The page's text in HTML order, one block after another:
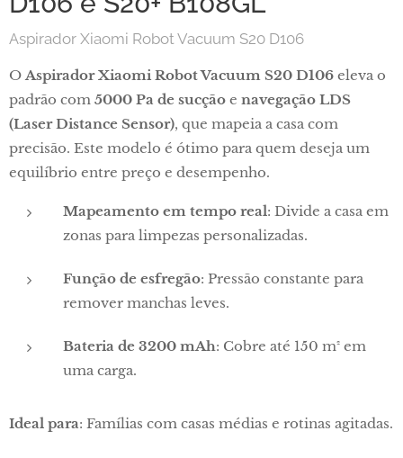
Aspirador Xiaomi Robot Vacuum S20 D106
OAspirador Xiaomi Robot Vacuum S20 D106 eleva o
padrão com 5000 Pa de sucção e navegação LDS
(Laser Distance Sensor), que mapeia a casa com
precisão. Este modelo é ótimo para quem deseja um
equilíbrio entre preço e desempenho.
Mapeamento em tempo real: Divide a casa em
zonas para limpezas personalizadas.
Função de esfregão: Pressão constante para
remover manchas leves.
Bateria de 3200 mAh: Cobre até 150 m² em
uma carga.
Ideal para: Famílias com casas médias e rotinas agitadas.